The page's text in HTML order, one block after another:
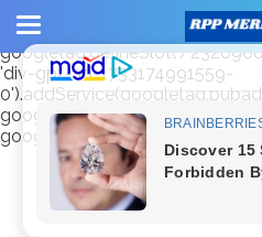
window.googletag =
googletag.cmd.push(function() {
googletag.defineSlot('/
'div-gpt-ad-1733174991559-
googletag.enableServices(); });